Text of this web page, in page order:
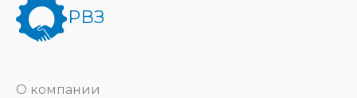
РВЗ
О компании